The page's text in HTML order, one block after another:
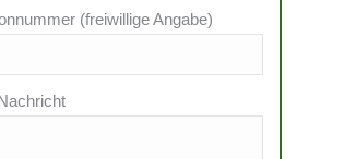
(freiwillige Angabe)